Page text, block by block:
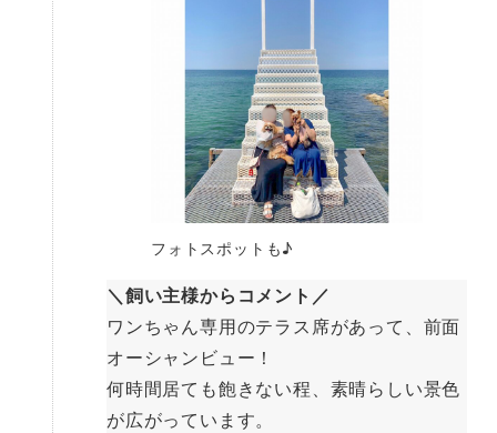
フォトスポットも♪
＼飼い主様からコメント／
ワンちゃん専用のテラス席があって、前面
オーシャンビュー！
何時間居ても飽きない程、素晴らしい景色
が広がっています。